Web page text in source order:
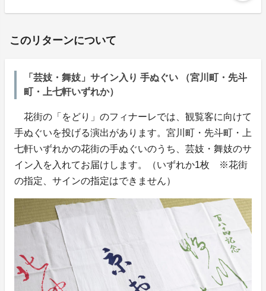
このリターンについて
「芸妓・舞妓」サイン入り 手ぬぐい （宮川町・先斗
町・上七軒いずれか）
花街の「をどり」のフィナーレでは、観覧客に向けて
手ぬぐいを投げる演出があります。宮川町・先斗町・上
七軒いずれかの花街の手ぬぐいのうち、芸妓・舞妓のサ
イン入を入れてお届けします。（いずれか1枚 ※花街
の指定、サインの指定はできません）